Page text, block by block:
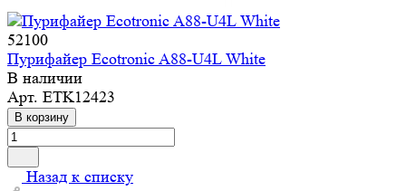
52100
Пурифайер Ecotronic A88-U4L White
В наличии
Арт. ETK12423
В корзину
Назад к списку